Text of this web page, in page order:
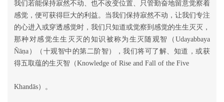
我们若能保持寂然不动、也不改变位置、只管勤奋地留意觉察着
感觉，便可获得巨大的利益。当我们保持寂然不动，让我们专注
的心进入或穿透感觉时，我们只知道或觉察到感觉的生生灭灭，
那种对感觉生生灭灭的知识被称为生灭随观智（Udayabbaya
Ñāṇa）（十观智中的第二阶智），我们将可了解、知道，或获
得五取蕴的生灭智（Knowledge of Rise and Fall of the Five
Khandās）。